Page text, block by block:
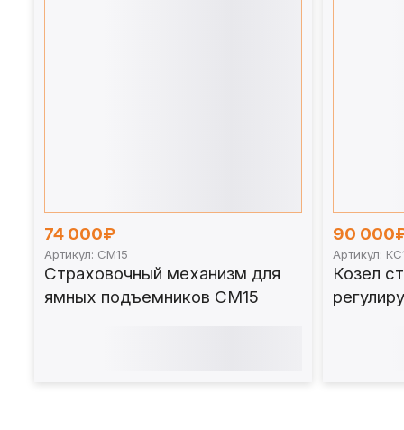
74 000₽
Артикул: СМ15
Страховочный механизм для
ямных подъемников СМ15
90
Артикул:
Козел